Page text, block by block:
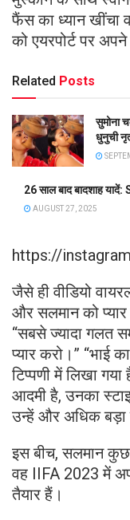
फैंस का ध्यान खींचा
को एयरपोर्ट पर
Related Posts
सुमोना
धुनुची
26 साल बाद बादशाह
AUGUST 27, 2025
https://
जैसे ही वीडियो
और सलमान को
“सबसे ज्यादा गलत
प्यार करो।” “भाई
टिप्पणी में लिखा
आदमी है, उनका
उन्हें और अधिक बड़ा
इस बीच, सलमान कुछ
वह IIFA 2023 में
तैयार हैं।